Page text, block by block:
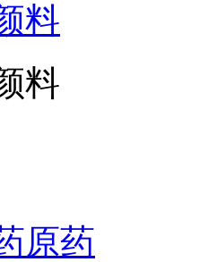
料
料
原药